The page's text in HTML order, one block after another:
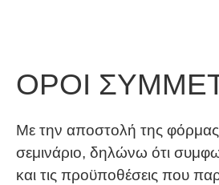
ΟΡΟΙ
Με την αποστολή της
σεμινάριο, δηλώνω ότι
και τις προϋποθέσεις που